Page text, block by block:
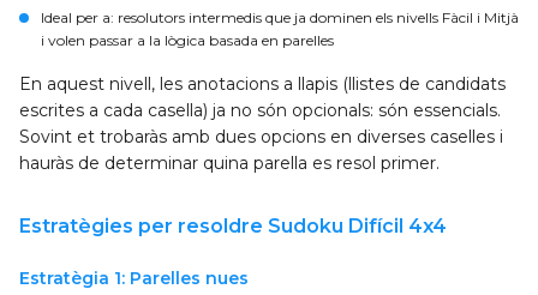
Ideal per a: resolutors intermedis que ja dominen els nivells Fàcil i Mitjà
i volen passar a la lògica basada en parelles
En aquest nivell, les anotacions a llapis (llistes de candidats
escrites a cada casella) ja no són opcionals: són essencials.
Sovint et trobaràs amb dues opcions en diverses caselles i
hauràs de determinar quina parella es resol primer.
Estratègies per resoldre Sudoku Difícil 4x4
Estratègia 1: Parelles nues